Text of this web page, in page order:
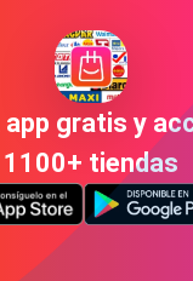
app gratis y
1100+ tiendas